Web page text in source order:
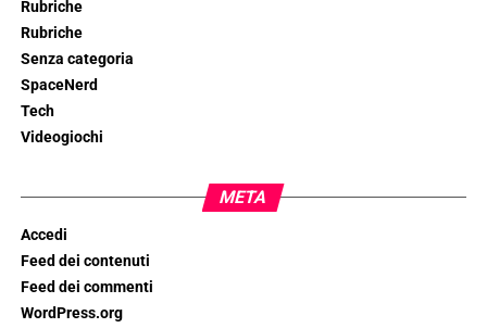
Rubriche
Rubriche
Senza categoria
SpaceNerd
Tech
Videogiochi
META
Accedi
Feed dei contenuti
Feed dei commenti
WordPress.org